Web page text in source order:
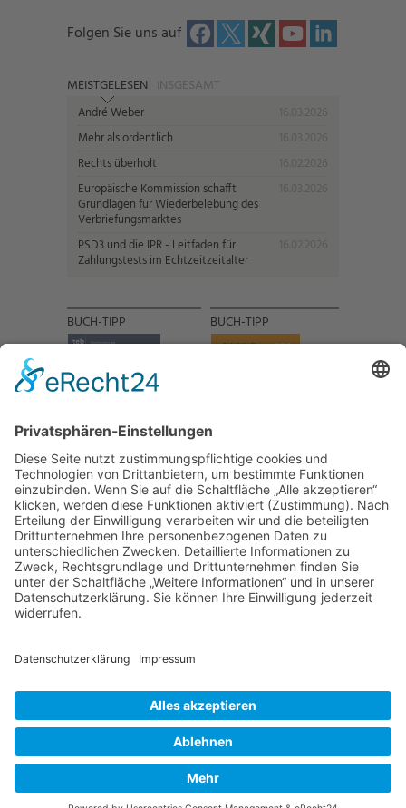
Folgen Sie uns auf
MEISTGELESEN INSGESAMT
André Weber
Mehr als ordentlich
Rechts überholt
Europäische Kommission schafft
Grundlagen für Wiederbelebung des
Verbriefungsmarktes
PSD3 und die IPR - Leitfaden für
Zahlungstests im Echtzeitzeitalter
BUCH-TIPP BUCH-TIPP
NACH OBEN
Alle Rechte vorbehalten: Verlagsgruppe Knapp - Richardi -
Verlag für Absatzwirtschaft
Kontakt AGB Nutzungsbedingungen Datenschutz Impressum
Powered bynative:media.